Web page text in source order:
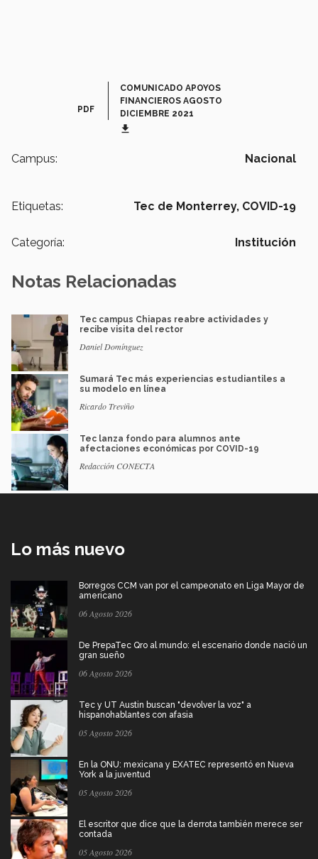
PDF
COMUNICADO APOYOS
FINANCIEROS AGOSTO
DICIEMBRE 2021
get_app
Campus: Nacional
Etiquetas: Tec de Monterrey, COVID-19
Categoría: Institución
Notas Relacionadas
Tec campus Chiapas reabre actividades y
recibe visita del rector
Daniel Domínguez
Sumará Tec más experiencias estudiantiles a
su modelo en línea
Ricardo Treviño
Tec lanza fondo para alumnos ante
afectaciones económicas por COVID-19
Redacción CONECTA
Lo más nuevo
Borregos CCM van por el campeonato en Liga Mayor de
americano
06 Agosto 2026
De PrepaTec Qro al mundo: el escenario donde nació un
gran sueño
06 Agosto 2026
Tec y UT Austin buscan "devolver la voz" a
hispanohablantes con afasia
05 Agosto 2026
En la ONU: mexicana y EXATEC representó en Nueva
York a la juventud
05 Agosto 2026
El escritor que dice que la derrota también merece ser
contada
05 Agosto 2026